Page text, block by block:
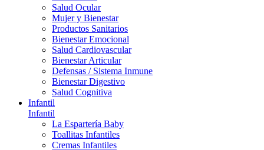
Salud Ocular
Mujer y Bienestar
Productos Sanitarios
Bienestar Emocional
Salud Cardiovascular
Bienestar Articular
Defensas / Sistema Inmune
Bienestar Digestivo
Salud Cognitiva
Infantil
Infantil
La Espartería Baby
Toallitas Infantiles
Cremas Infantiles